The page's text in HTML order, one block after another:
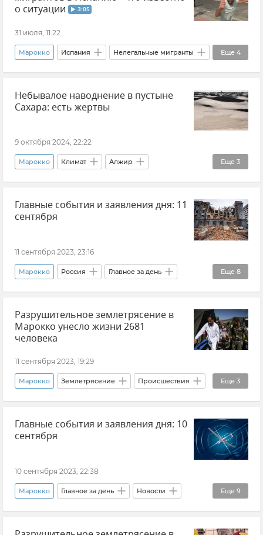
о ситуации
3:05
31 июля, 11:22
Еще 4
Марокко Испания Нелегальные мигранты
Мигранты Европа В мире
Новости
Небывалое наводнение в пустыне
Сахара: есть жертвы
9 октября 2024, 22:22
Еще 3
Марокко Климат Алжир
Наводнение Новости В мире
Главные события и заявления дня: 11
сентября
11 сентября 2023, 23:16
Еще 8
Марокко Россия Главное за день
Новости СВО Политика
Происшествия
Порты Азовского-Черноморского бассейна
Ким Чен Ын
Разрушительное землетрясение в
Марокко унесло жизни 2681
человека
11 сентября 2023, 19:29
Еще 3
Марокко Землетрясение Происшествия
В мире Общество Новости
Главные события и заявления дня: 10
сентября
10 сентября 2023, 22:38
Еще 9
Марокко Главное за день Новости
Политика Россия Происшествия
Общество В мире Новости СВО